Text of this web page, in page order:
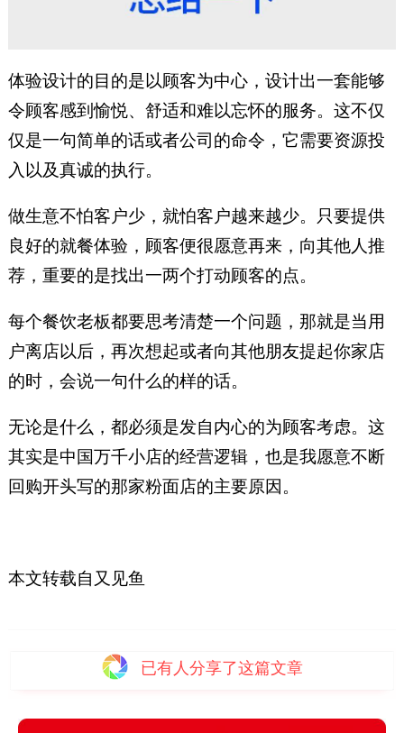
体验设计的目的是以顾客为中心，设计出一套能够
令顾客感到愉悦、舒适和难以忘怀的服务。这不仅
仅是一句简单的话或者公司的命令，它需要资源投
入以及真诚的执行。
做生意不怕客户少，就怕客户越来越少。只要提供
良好的就餐体验，顾客便很愿意再来，向其他人推
荐，重要的是找出一两个打动顾客的点。
每个餐饮老板都要思考清楚一个问题，那就是当用
户离店以后，再次想起或者向其他朋友提起你家店
的时，会说一句什么的样的话。
无论是什么，都必须是发自内心的为顾客考虑。这
其实是中国万千小店的经营逻辑，也是我愿意不断
回购开头写的那家粉面店的主要原因。
本文转载自又见鱼
已有人分享了这篇文章